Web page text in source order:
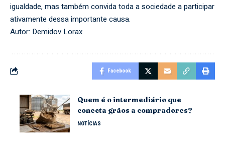
igualdade, mas também convida toda a sociedade a participar
ativamente dessa importante causa.
Autor: Demidov Lorax
Facebook
Quem é o intermediário que
conecta grãos a compradores?
NOTÍCIAS